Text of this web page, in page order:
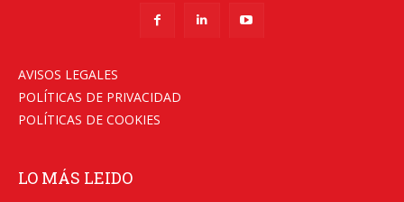
AVISOS LEGALES
POLÍTICAS DE PRIVACIDAD
POLÍTICAS DE COOKIES
LO MÁS LEIDO